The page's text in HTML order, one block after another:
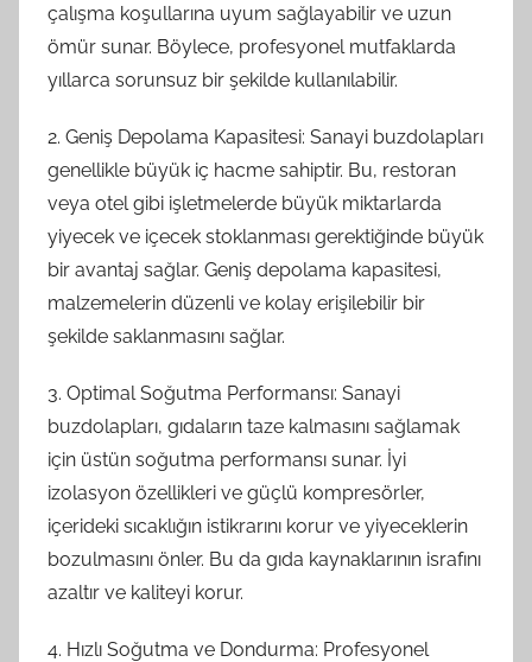
çalışma koşullarına uyum sağlayabilir ve uzun
ömür sunar. Böylece, profesyonel mutfaklarda
yıllarca sorunsuz bir şekilde kullanılabilir.
2. Geniş Depolama Kapasitesi: Sanayi buzdolapları
genellikle büyük iç hacme sahiptir. Bu, restoran
veya otel gibi işletmelerde büyük miktarlarda
yiyecek ve içecek stoklanması gerektiğinde büyük
bir avantaj sağlar. Geniş depolama kapasitesi,
malzemelerin düzenli ve kolay erişilebilir bir
şekilde saklanmasını sağlar.
3. Optimal Soğutma Performansı: Sanayi
buzdolapları, gıdaların taze kalmasını sağlamak
için üstün soğutma performansı sunar. İyi
izolasyon özellikleri ve güçlü kompresörler,
içerideki sıcaklığın istikrarını korur ve yiyeceklerin
bozulmasını önler. Bu da gıda kaynaklarının israfını
azaltır ve kaliteyi korur.
4. Hızlı Soğutma ve Dondurma: Profesyonel